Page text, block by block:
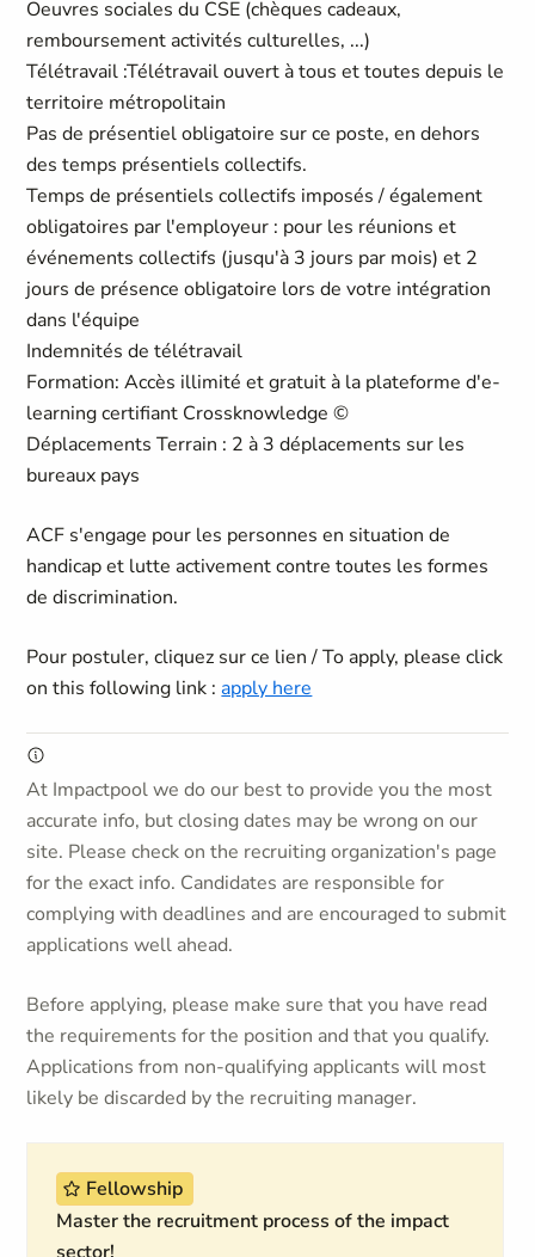
Oeuvres sociales du CSE (chèques cadeaux,
remboursement activités culturelles, ...)
Télétravail :Télétravail ouvert à tous et toutes depuis le
territoire métropolitain
Pas de présentiel obligatoire sur ce poste, en dehors
des temps présentiels collectifs.
Temps de présentiels collectifs imposés / également
obligatoires par l'employeur : pour les réunions et
événements collectifs (jusqu'à 3 jours par mois) et 2
jours de présence obligatoire lors de votre intégration
dans l'équipe
Indemnités de télétravail
Formation: Accès illimité et gratuit à la plateforme d'e-
learning certifiant Crossknowledge ©
Déplacements Terrain : 2 à 3 déplacements sur les
bureaux pays
ACF s'engage pour les personnes en situation de
handicap et lutte activement contre toutes les formes
de discrimination.
Pour postuler, cliquez sur ce lien / To apply, please click
on this following link :apply here
At Impactpool we do our best to provide you the most
accurate info, but closing dates may be wrong on our
site. Please check on the recruiting organization's page
for the exact info. Candidates are responsible for
complying with deadlines and are encouraged to submit
applications well ahead.
Before applying, please make sure that you have read
the requirements for the position and that you qualify.
Applications from non-qualifying applicants will most
likely be discarded by the recruiting manager.
Fellowship
Master the recruitment process of the impact